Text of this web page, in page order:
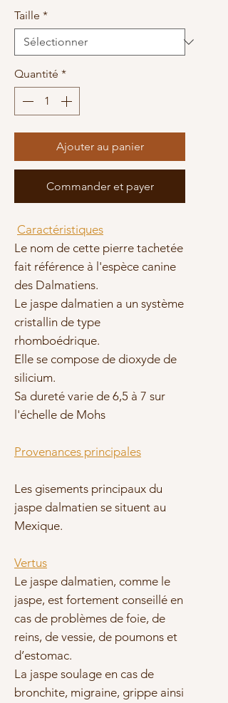
Taille *
Quantité *
Ajouter au panier
Commander et payer
Caractéristiques
Le nom de cette pierre tachetée
fait référence à l'espèce canine
des Dalmatiens.
Le jaspe dalmatien a un système
cristallin de type
rhomboédrique.
Elle se compose de dioxyde de
silicium.
Sa dureté varie de 6,5 à 7 sur
l'échelle de Mohs
Provenances principales
Les gisements principaux du
jaspe dalmatien se situent au
Mexique.
Vertus
Le jaspe dalmatien, comme le
jaspe, est fortement conseillé en
cas de problèmes de foie, de
reins, de vessie, de poumons et
d’estomac.
La jaspe soulage en cas de
bronchite, migraine, grippe ainsi